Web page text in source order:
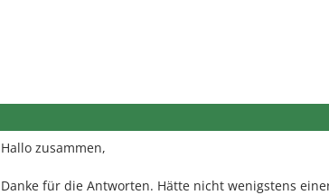
Hallo zusammen,
Danke für die Antworten. Hätte nicht wenigstens